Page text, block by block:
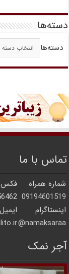
دسته‌ها
دسته‌ها
تماس با ما
شماره همراه
فکس
09194601519
اینستاگرام
ایمیل
namaksaraa@
آجر نمک